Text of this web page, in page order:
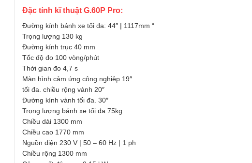
Đặc tính kĩ thuật G.60P Pro:
Đường kính bánh xe tối đa: 44″ | 1117mm “
Trọng lượng 130 kg
Đường kính trục 40 mm
Tốc độ đo 100 vòng/phút
Thời gian đo 4,7 s
Màn hình cảm ứng công nghiệp 19″
tối đa. chiều rộng vành 20″
Đường kính vành tối đa. 30″
Trọng lượng bánh xe tối đa 75kg
Chiều dài 1300 mm
Chiều cao 1770 mm
Nguồn điện 230 V | 50 – 60 Hz | 1 ph
Chiều rộng 1300 mm